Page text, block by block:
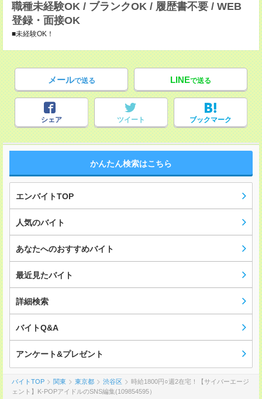
職種未経験OK / ブランクOK / 履歴書不要 / WEB
登録・面接OK
■未経験OK！
メールで送る LINEで送る
シェア ツイート ブックマーク
かんたん検索はこちら
エンバイトTOP
人気のバイト
あなたへのおすすめバイト
最近見たバイト
詳細検索
バイトQ&A
アンケート&プレゼント
バイトTOP 関東 東京都 渋谷区
時給1800円○週2在宅！【サイバーエージ
ェント】K-POPアイドルのSNS編集(109854595）